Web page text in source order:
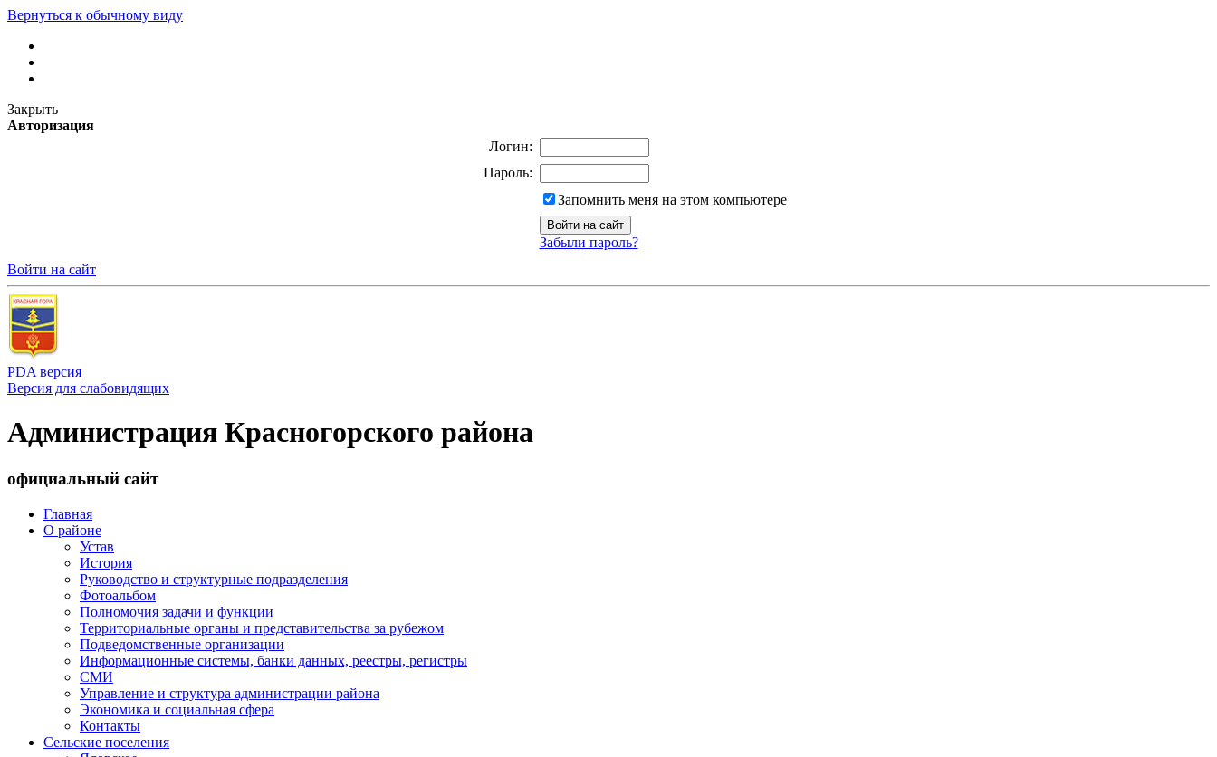
Вернуться к обычному виду
Закрыть
Авторизация
Логин:
Пароль:
Запомнить меня на этом компьютере
Забыли пароль?
Войти на сайт
PDA версия
Версия для слабовидящих
Администрация Красногорского района
официальный сайт
Главная
О районе
Устав
История
Руководство и структурные подразделения
Фотоальбом
Полномочия задачи и функции
Территориальные органы и представительства за рубежом
Подведомственные организации
Информационные системы, банки данных, реестры, регистры
СМИ
Управление и структура администрации района
Экономика и социальная сфера
Контакты
Сельские поселения